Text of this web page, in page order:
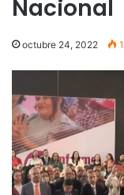
Nacional
octubre 24, 2022